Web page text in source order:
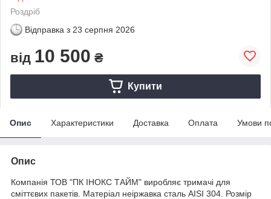
Роздріб
Відправка з 23 серпня 2026
від 10 500 ₴
Купити
Опис Характеристики Доставка Оплата Умови
Опис
Компанія ТОВ "ПК ІНОКС ТАЙМ" виробляє тримачі для
сміттєвих пакетів. Матеріал неіржавка сталь AISI 304. Розмір